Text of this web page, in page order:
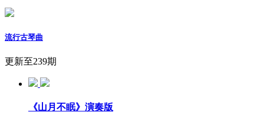
流行古琴曲
更新至239期
《山月不眠》演奏版